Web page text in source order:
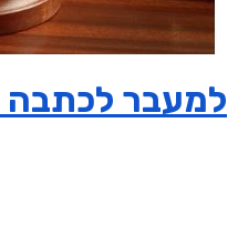
למעבר לכתבה